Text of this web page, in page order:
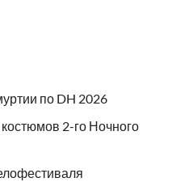
по DH 2026
2-го Ночного